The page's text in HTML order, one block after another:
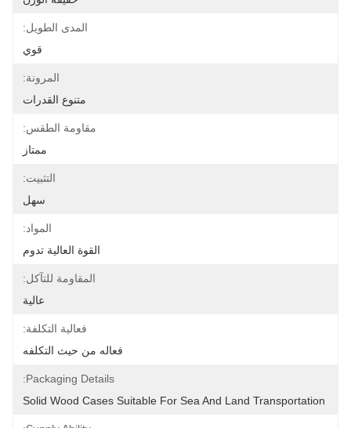
المدى الطويل:
قوي
المرونة:
متنوع القدرات
مقاومة الطقس:
ممتاز
التثبيت:
سهل
المواد:
القوة العالية تدوم
المقاومة للتآكل:
عالية
فعالية التكلفة:
فعاله من حيث التكلفه
Packaging Details:
Solid Wood Cases Suitable For Sea And Land Transportation